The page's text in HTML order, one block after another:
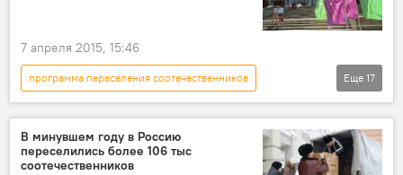
Россия
7 апреля 2015, 15:46
программа переселения соотечественников
Все новости
Казахстан
Туркменистан
Украина
Кыргызстан
Узбекистан
Еще 17
В минувшем году в Россию
переселились более 106 тыс
соотечественников